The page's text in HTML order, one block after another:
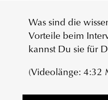
Was sind die
Vorteile beim
kannst Du sie für
(Videolänge: 4:32